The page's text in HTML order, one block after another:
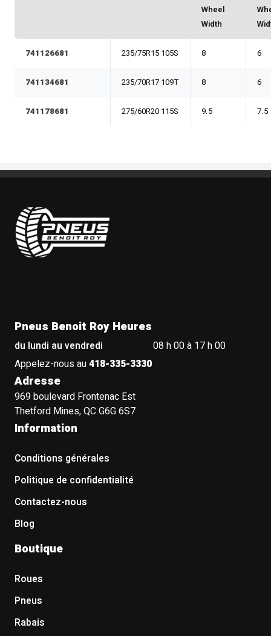
Wheel
Width
741126681 235/75R15 105S 8 6
741134681 235/70R17 109T 8 6
741178681 275/60R20 115S 9.5 7.5
Pneus Benoit Roy
Pneus Benoit Roy Heures
du lundi au vendredi
08 h 00 à 17 h 00
Appelez-nous au418-335-3330
Adresse
969 boulevard Frontenac Est
Thetford Mines, QC G6G 6S7
Information
Conditions générales
Politique de confidentialité
Contactez-nous
Blog
Boutique
Roues
Pneus
Rabais